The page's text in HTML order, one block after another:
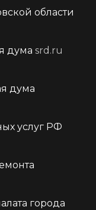
области
дума srd.ru
дума
услуг РФ
города